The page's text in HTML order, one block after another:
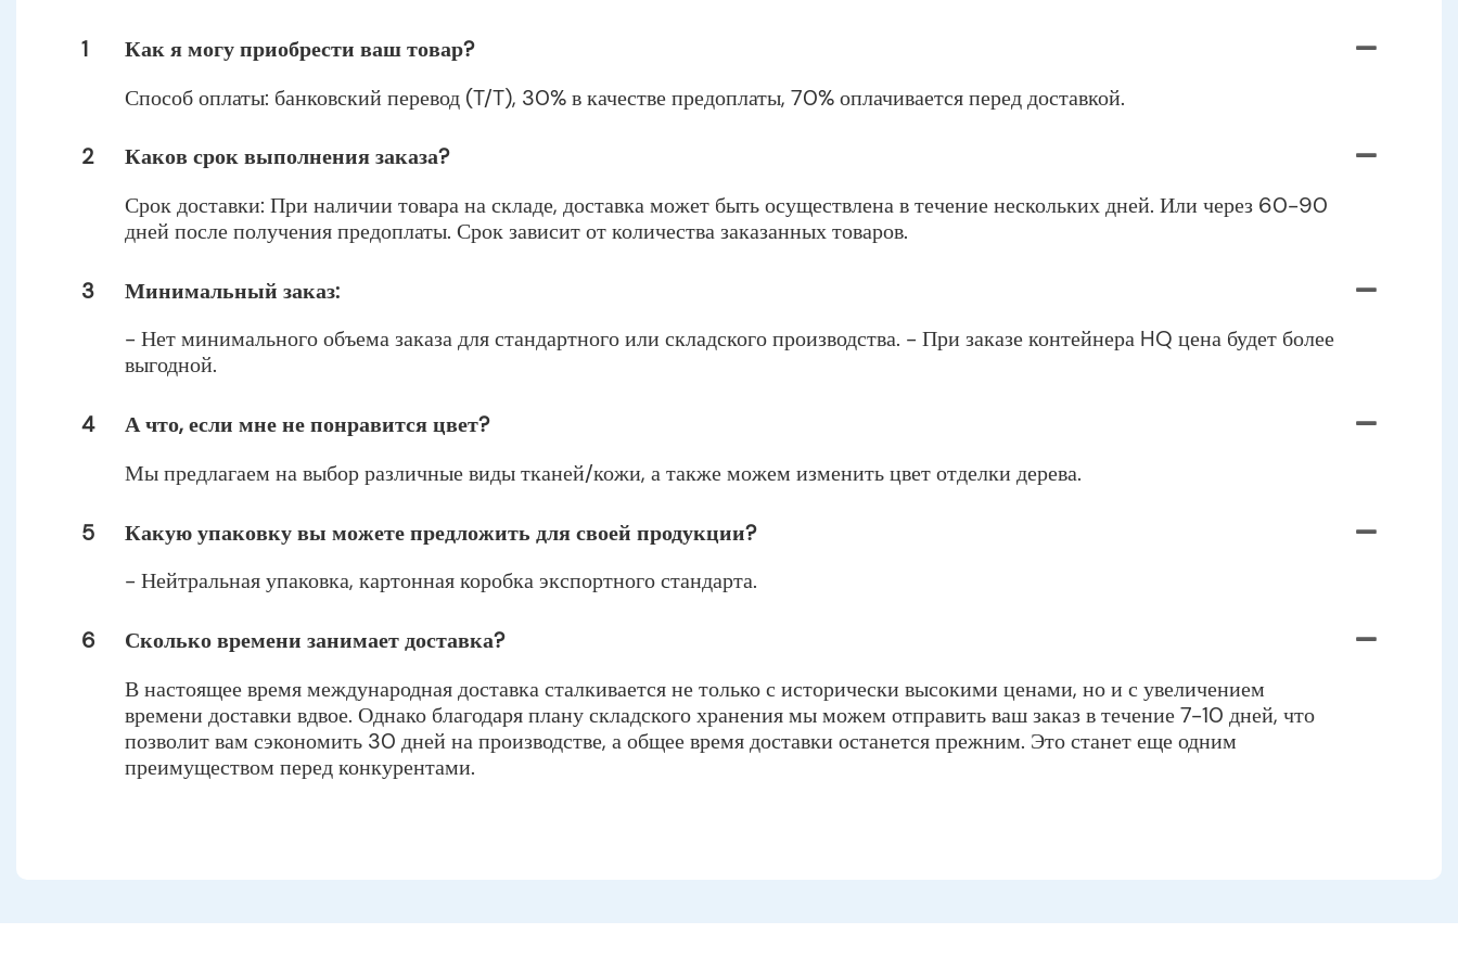
1
Как я могу приобрести ваш товар?
Способ оплаты: банковский перевод (T/T), 30% в качестве предоплаты, 70% оплачивается перед доставкой.
2
Каков срок выполнения заказа?
Срок доставки: При наличии товара на складе, доставка может быть осуществлена ​​в течение нескольких дней. Или через 60-90
дней после получения предоплаты. Срок зависит от количества заказанных товаров.
3
Минимальный заказ:
- Нет минимального объема заказа для стандартного или складского производства. - При заказе контейнера HQ цена будет более
выгодной.
4
А что, если мне не понравится цвет?
Мы предлагаем на выбор различные виды тканей/кожи, а также можем изменить цвет отделки дерева.
5
Какую упаковку вы можете предложить для своей продукции?
- Нейтральная упаковка, картонная коробка экспортного стандарта.
6
Сколько времени занимает доставка?
В настоящее время международная доставка сталкивается не только с исторически высокими ценами, но и с увеличением
времени доставки вдвое. Однако благодаря плану складского хранения мы можем отправить ваш заказ в течение 7-10 дней, что
позволит вам сэкономить 30 дней на производстве, а общее время доставки останется прежним. Это станет еще одним
преимуществом перед конкурентами.